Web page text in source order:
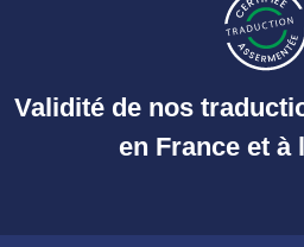
Validité de nos
en France et à